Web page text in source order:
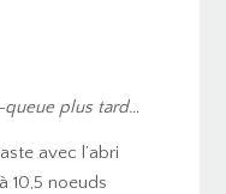
plus tard…
avec l’abri
10,5 noeuds